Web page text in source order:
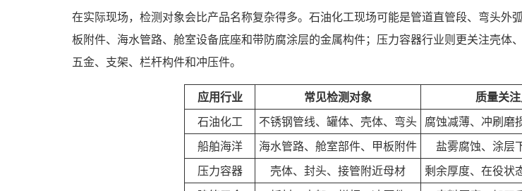
在实际现场，检测对象会比产品名称复杂得多。石油化工现场可能是管道直管段、弯头
板附件、海水管路、舱室设备底座和带防腐涂层的金属构件；压力容器行业则更关注壳
五金、支架、栏杆构件和冲压件。
应用行业 常见检测对象 质量关
石油化工
不锈钢管线、罐体、壳体、弯头 腐蚀减薄、冲刷磨
船舶海洋
海水管路、舱室部件、甲板附件 盐雾腐蚀、涂层
压力容器
壳体、封头、接管附近母材 剩余厚度、在役状